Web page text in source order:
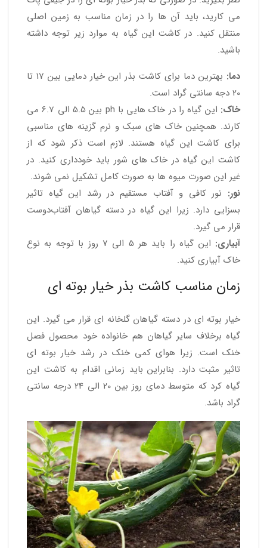
می کارید، باید آن ها را در زمان مناسب به زمین اصلی
منتقل کنید. در کاشت این گیاه به موارد زیر توجه داشته
باشید.
دما:
بهترین دما برای کاشت بذر این خیار دمایی بین 17 تا
20 دجه سانتی گراد است.
خاک:
این گیاه را در خاک هایی با ph بین 5.5 الی 6.7 می
کارند. همچنین خاک های سبک و نرم گزینه های مناسبی
برای کاشت این گیاه هستند. لازم است ذکر شود که از
کاشت این گیاه در خاک های شور باید خودداری کنید. در
غیر این صورت میوه ها به صورت کامل تشکیل نمی شوند.
نور: نور کافی و آفتاب مستقیم در رشد این گیاه تاثیر
بسزایی دارد. زیرا این گیاه در دسته گیاهان آفتاب‌دوست
قرار می گیرد.
آبیاری:
این گیاه را باید هر 5 الی 7 روز با توجه به نوع
خاک آبیاری کنید.
زمان مناسب کاشت بذر خیار بوته ای
خیار بوته ای در دسته گیاهان گلخانه ای قرار می گیرد. این
گیاه برخلاف سایر گیاهان هم خانواده خود محصول فصل
خنک است. زیرا هوای کمی خنک در رشد خیار بوته ای
تاثیر مثبت دارد. بنابراین باید زمانی اقدام به کاشت این
گیاه کرد که متوسط دمای روز بین 20 الی 24 درجه سانتی
گراد باشد.